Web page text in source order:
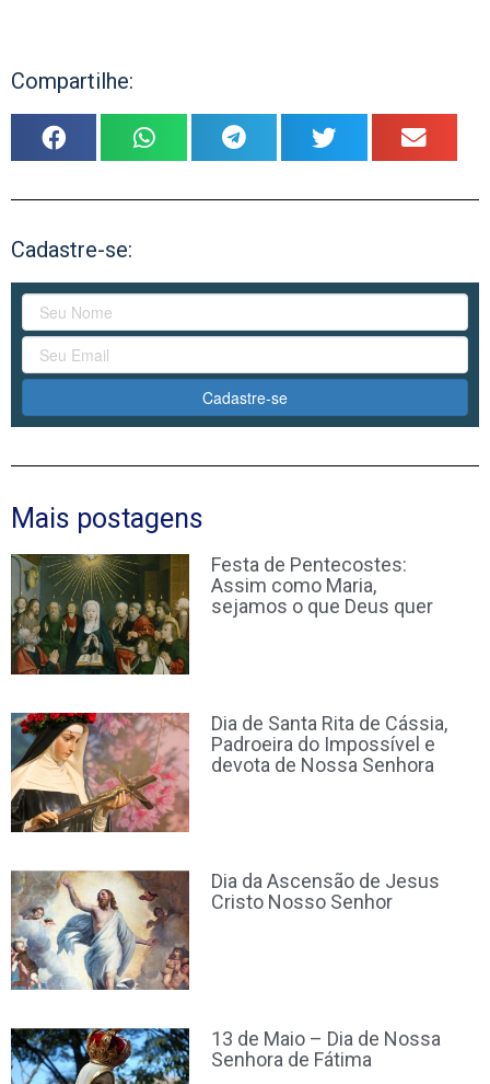
Compartilhe:
Cadastre-se:
Cadastre-se
Mais postagens
Festa de Pentecostes:
Assim como Maria,
sejamos o que Deus quer
Dia de Santa Rita de Cássia,
Padroeira do Impossível e
devota de Nossa Senhora
Dia da Ascensão de Jesus
Cristo Nosso Senhor
13 de Maio – Dia de Nossa
Senhora de Fátima